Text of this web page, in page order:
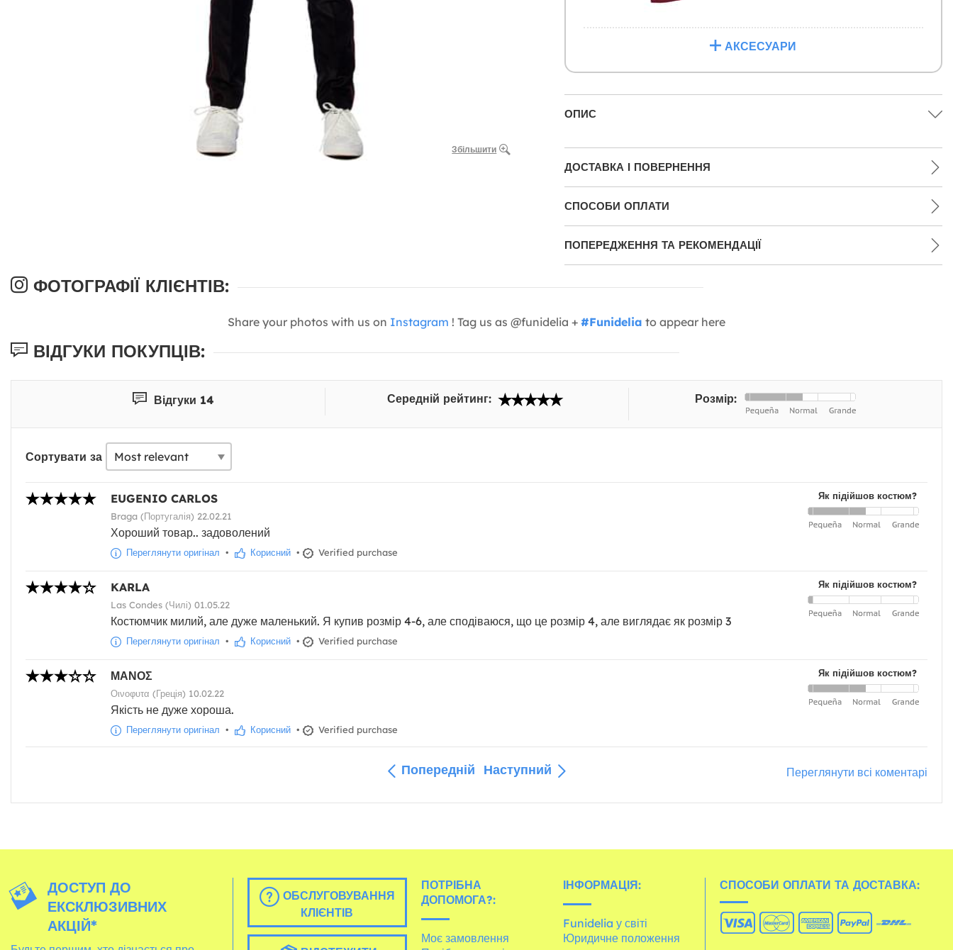
Збільшити
АКСЕСУАРИ
ОПИС
ДОСТАВКА І ПОВЕРНЕННЯ
СПОСОБИ ОПЛАТИ
ПОПЕРЕДЖЕННЯ ТА РЕКОМЕНДАЦІЇ
ФОТОГРАФІЇ КЛІЄНТІВ:
Share your photos with us on Instagram ! Tag us as @funidelia + #Funidelia to appear here
ВІДГУКИ ПОКУПЦІВ:
Відгуки 14 Середній рейтинг: Розмір:
Сортувати за
Як підійшов костюм?
EUGENIO CARLOS
Braga (Португалія) 22.02.21
Хороший товар.. задоволений
Переглянути оригінал • Корисний • Verified purchase
Як підійшов костюм?
KARLA
Las Condes (Чилі) 01.05.22
Костюмчик милий, але дуже маленький. Я купив розмір 4-6, але сподіваюся, що це розмір 4, але виглядає як розмір 3
Переглянути оригінал • Корисний • Verified purchase
Як підійшов костюм?
ΜΑΝΟΣ
Οινοφυτα (Греція) 10.02.22
Якість не дуже хороша.
Переглянути оригінал • Корисний • Verified purchase
Попередній Наступний Переглянути всі коментарі
ДОСТУП ДО
ЕКСКЛЮЗИВНИХ
АКЦІЙ*
ОБСЛУГОВУВАННЯ
КЛІЄНТІВ
ПОТРІБНА
ДОПОМОГА?:
Моє замовлення
ІНФОРМАЦІЯ:
Funidelia у світі
Юридичне положення
СПОСОБИ ОПЛАТИ ТА ДОСТАВКА: